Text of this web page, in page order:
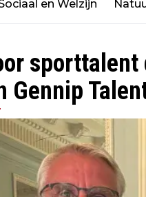
en Welzijn
Gennip